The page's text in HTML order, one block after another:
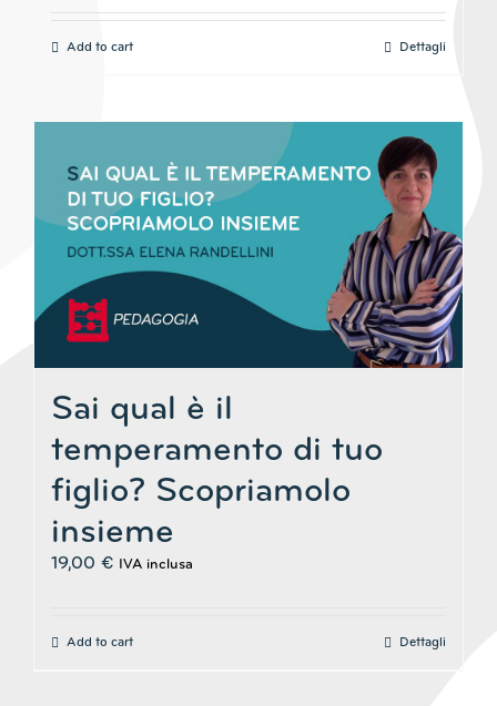
Add to cart Dettagli
Sai qual è il
temperamento di tuo
figlio? Scopriamolo
insieme
19,00 € IVA inclusa
Add to cart Dettagli